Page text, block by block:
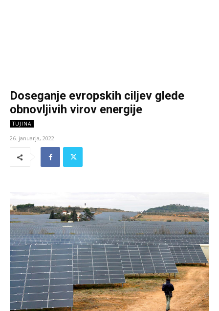
Doseganje evropskih ciljev glede
obnovljivih virov energije
TUJINA
26. januarja, 2022